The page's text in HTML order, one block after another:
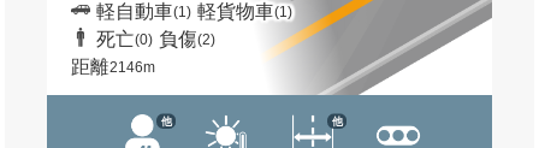
軽自動車(1) 軽貨物車(1)
死亡(0) 負傷(2)
距離2146m
他 他